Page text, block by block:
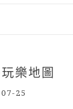
樂地圖
25